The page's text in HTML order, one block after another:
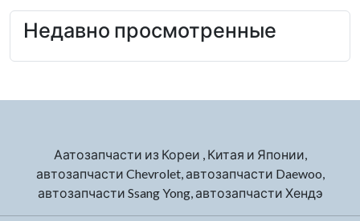
Недавно просмотренные
Аатозапчасти из Кореи , Китая и Японии,
автозапчасти Chevrolet, автозапчасти Daewoo,
автозапчасти Ssang Yong, автозапчасти Хендэ